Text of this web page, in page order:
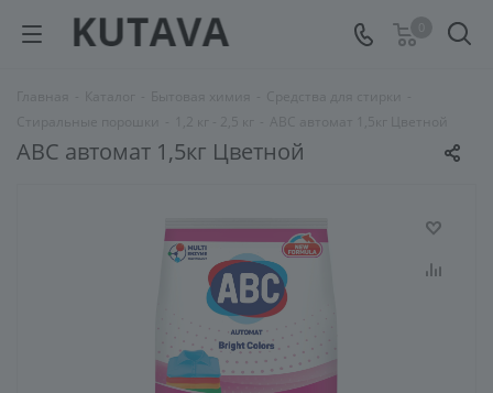
АВС автомат 1,5кг Цветной